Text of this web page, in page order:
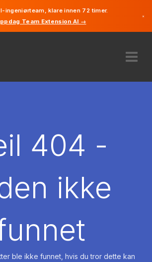
ingeniørteam, klare innen 72 timer.
Team Extension AI →
×
404 -
ikke
ble ikke funnet, hvis du tror dette kan